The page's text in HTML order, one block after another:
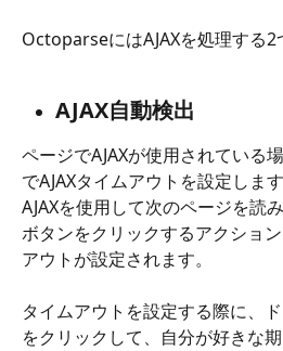
OctoparseにはAJAXを処理する2
AJAX自動検出
ページでAJAXが使用されている
でAJAXタイムアウトを設定しま
AJAXを使用して次のページを読
ボタンをクリックするアクショ
アウトが設定されます。
タイムアウトを設定する際に、
をクリックして、自分が好きな期